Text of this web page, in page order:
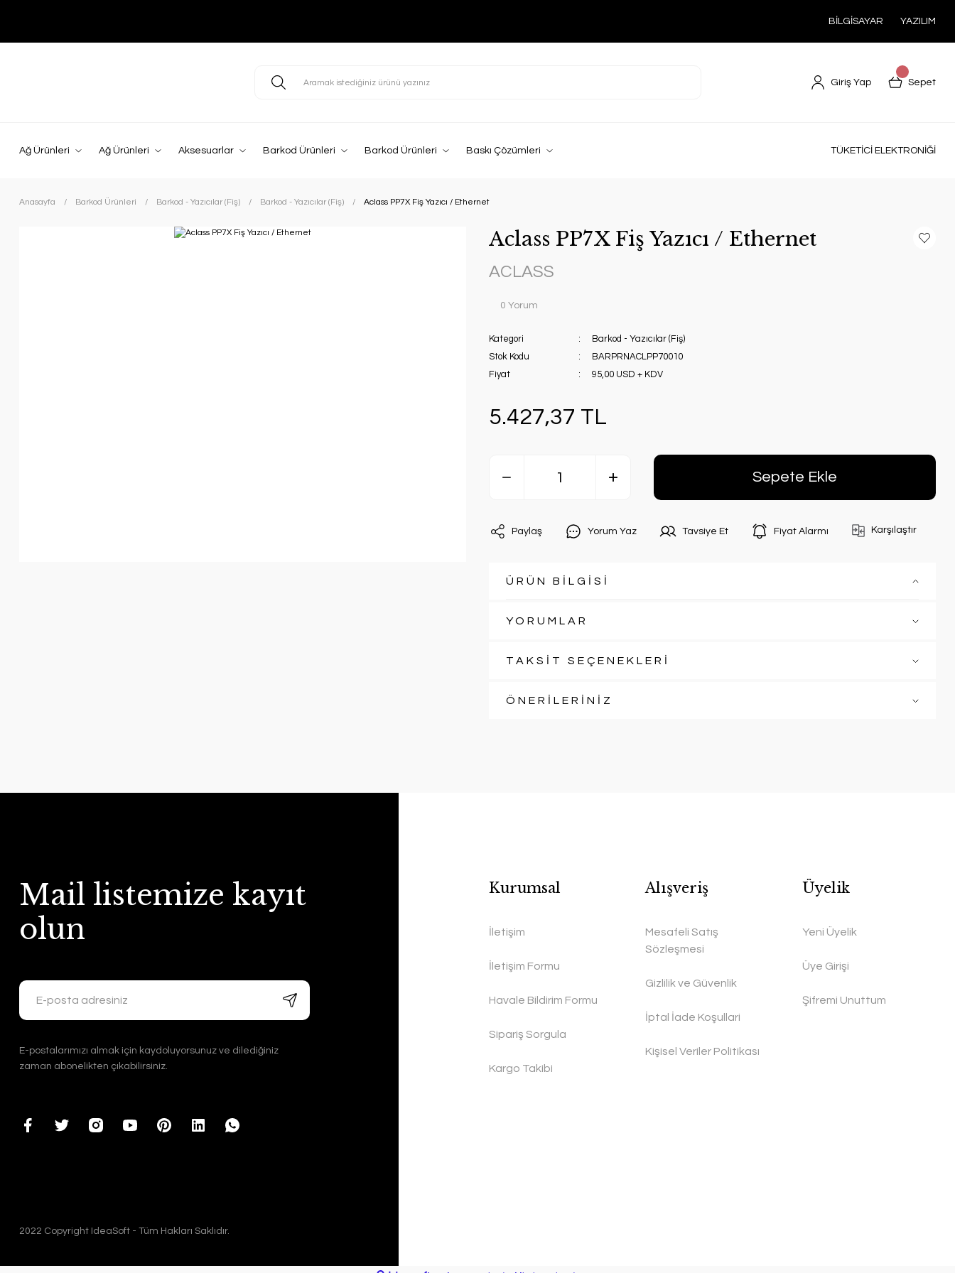
BİLGİSAYAR YAZILIM
Giriş Yap Sepet
Ağ Ürünleri Ağ Ürünleri Aksesuarlar Barkod Ürünleri Barkod Ürünleri Baskı Çözümleri TÜKETİCİ ELEKTRONİĞİ
Anasayfa Barkod Ürünleri Barkod - Yazıcılar (Fiş) Barkod - Yazıcılar (Fiş) Aclass PP7X Fiş Yazıcı / Ethernet
Aclass PP7X Fiş Yazıcı / Ethernet
ACLASS
0 Yorum
Kategori
Barkod - Yazıcılar (Fiş)
Stok Kodu
BARPRNACLPP70010
Fiyat
95,00 USD + KDV
5.427,37 TL
Sepete Ekle
Paylaş Yorum Yaz Tavsiye Et Fiyat Alarmı Karşılaştır
ÜRÜN BİLGİSİ
YORUMLAR
TAKSİT SEÇENEKLERİ
ÖNERİLERİNİZ
Mail listemize kayıt
olun
E-postalarımızı almak için kaydoluyorsunuz ve dilediğiniz
zaman abonelikten çıkabilirsiniz.
Kurumsal
İletişim
İletişim Formu
Havale Bildirim Formu
Sipariş Sorgula
Kargo Takibi
Alışveriş
Mesafeli Satış
Sözleşmesi
Gizlilik ve Güvenlik
İptal İade Koşullari
Kişisel Veriler Politikası
Üyelik
Yeni Üyelik
Üye Girişi
Şifremi Unuttum
2022 Copyright IdeaSoft - Tüm Hakları Saklıdır.